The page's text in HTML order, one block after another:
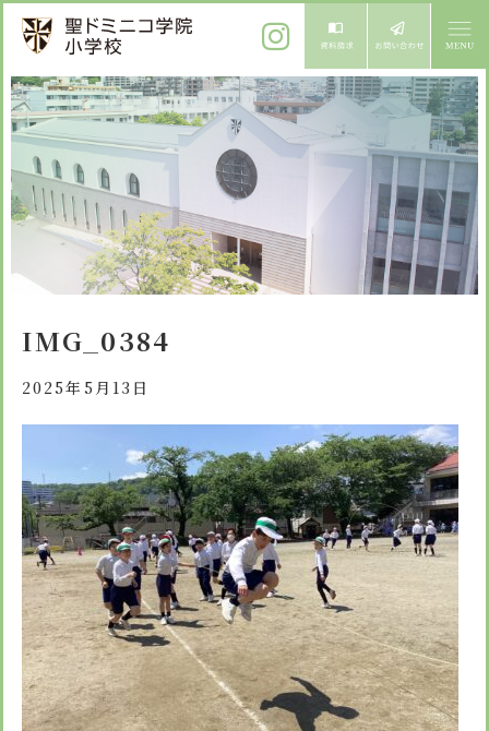
ご挨拶
校長メッセージ
先生からメッセージ
教育方針
教育方針 心・礼・知
心の育成
礼の育成
知の育成
募集案内
体験入学
よくある質問
諸届出用紙
卒業生進学先
学校生活
年間行事
委員会・クラブ活動
検定合格、入賞・入選
学校紹介ムービー
通学用ランドセルについて
施設紹介
安心・安全
スクールバス
お知らせ
サイトマップ
アクセス
個人情報保護方針
特定商取引法に基づく表示
寄付金の募集
follow us
IMG_0384
2025年5月13日